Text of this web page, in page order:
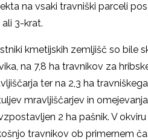
na vsaki travniški parceli
3-krat.
kmetijskih zemljišč so bile
na 7,8 ha travnikov za
ter na 2,3 ha
mravljiščarjev in
2 ha pašnik. V
travnikov ob primernem